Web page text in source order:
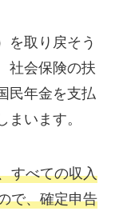
を取り戻そう
社会保険の扶
民年金を支払
います。
すべての収入
で、確定申告